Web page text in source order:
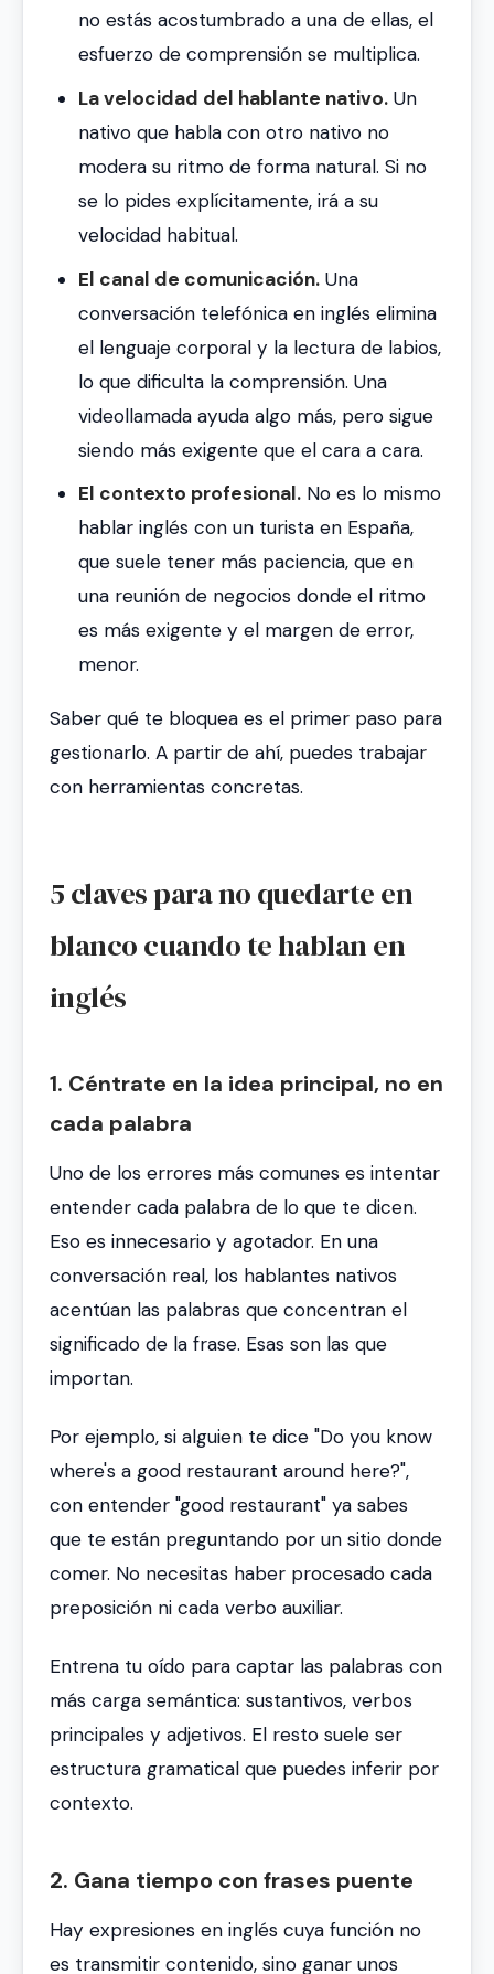
no estás acostumbrado a una de ellas, el
esfuerzo de comprensión se multiplica.
La velocidad del hablante nativo.Un
nativo que habla con otro nativo no
modera su ritmo de forma natural. Si no
se lo pides explícitamente, irá a su
velocidad habitual.
El canal de comunicación.Una
conversación telefónica en inglés elimina
el lenguaje corporal y la lectura de labios,
lo que dificulta la comprensión. Una
videollamada ayuda algo más, pero sigue
siendo más exigente que el cara a cara.
El contexto profesional.No es lo mismo
hablar inglés con un turista en España,
que suele tener más paciencia, que en
una reunión de negocios donde el ritmo
es más exigente y el margen de error,
menor.
Saber qué te bloquea es el primer paso para
gestionarlo. A partir de ahí, puedes trabajar
con herramientas concretas.
5 claves para no quedarte en
blanco cuando te hablan en
inglés
1. Céntrate en la idea principal, no en
cada palabra
Uno de los errores más comunes es intentar
entender cada palabra de lo que te dicen.
Eso es innecesario y agotador. En una
conversación real, los hablantes nativos
acentúan las palabras que concentran el
significado de la frase. Esas son las que
importan.
Por ejemplo, si alguien te dice "Do you know
where's a good restaurant around here?",
con entender "good restaurant" ya sabes
que te están preguntando por un sitio donde
comer. No necesitas haber procesado cada
preposición ni cada verbo auxiliar.
Entrena tu oído para captar las palabras con
más carga semántica: sustantivos, verbos
principales y adjetivos. El resto suele ser
estructura gramatical que puedes inferir por
contexto.
2. Gana tiempo con frases puente
Hay expresiones en inglés cuya función no
es transmitir contenido, sino ganar unos